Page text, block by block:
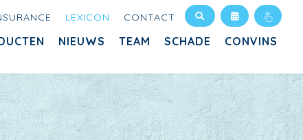
LEXICON CONTACT
NIEUWS TEAM SCHADE CONVINS